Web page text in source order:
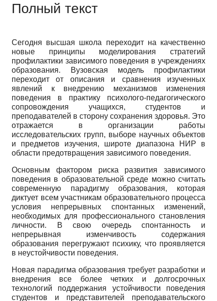
Полный текст
Сегодня высшая школа переходит на качественно
новые принципы моделирования стратегий
профилактики зависимого поведения в учреждениях
образования. Вузовская модель профилактики
переходит от описания и сравнения изученных
явлений к внедрению механизмов изменения
поведения в практику психолого-педагогического
сопровождения учащихся, студентов и
преподавателей в сторону сохранения здоровья. Это
отражается в организации работы
исследовательских групп, выборе научных объектов
и предметов изучения, широте диапазона НИР в
области предотвращения зависимого поведения.
Основным фактором риска развития зависимого
поведения в образовательной среде можно считать
современную парадигму образования, которая
диктует всем участникам образовательного процесса
условия непрерывных спонтанных изменений,
необходимых для профессионального становления
личности. В свою очередь спонтанность и
непрерывная изменчивость содержания
образования перегружают психику, что проявляется
в неустойчивости поведения.
Новая парадигма образования требует разработки и
внедрения все более четких и долгосрочных
технологий поддержания устойчивости поведения
студентов и представителей преподавательского